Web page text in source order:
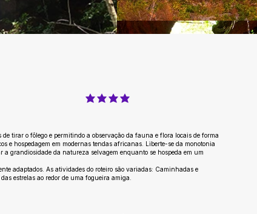
classificação média é 4 de 5
tirar o fôlego e permitindo a observação da fauna e flora locais de forma
e hospedagem em modernas tendas africanas. Liberte-se da monotonia
grandiosidade da natureza selvagem enquanto se hospeda em um
adaptados. As atividades do roteiro são variadas: Caminhadas e
estrelas ao redor de uma fogueira amiga.